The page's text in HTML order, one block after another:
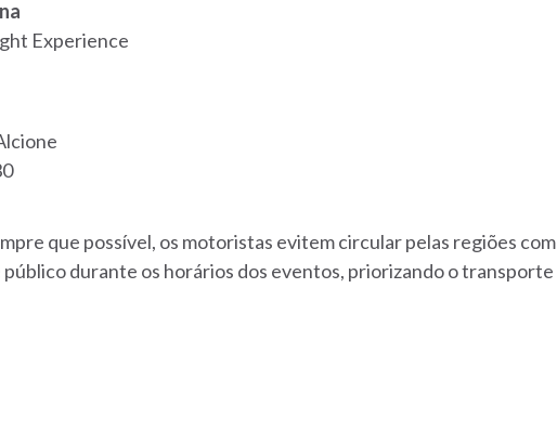
Experience
que possível, os motoristas evitem circular pelas regiões com
durante os horários dos eventos, priorizando o transporte